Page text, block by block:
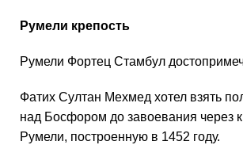
Румели крепость
Румели Фортец Стамбул
Фатих Султан Мехмед хотел взять
над Босфором до завоевания через
Румели, построенную в 1452 году.